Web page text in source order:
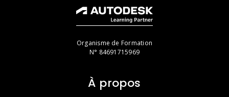
Organisme de Formation
N° 84691715969
À propos